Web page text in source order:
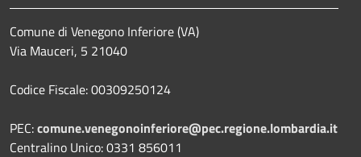
Comune di Venegono Inferiore (VA)
Via Mauceri, 5 21040
Codice Fiscale: 00309250124
PEC:comune.venegonoinferiore@pec.regione.lombardia.it
Centralino Unico: 0331 856011